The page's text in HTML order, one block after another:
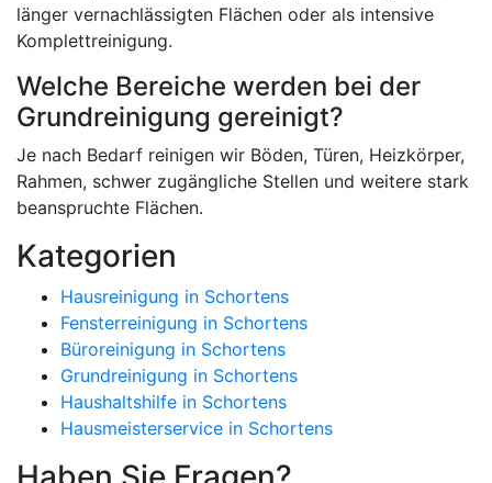
länger vernachlässigten Flächen oder als intensive
Komplettreinigung.
Welche Bereiche werden bei der
Grundreinigung gereinigt?
Je nach Bedarf reinigen wir Böden, Türen, Heizkörper,
Rahmen, schwer zugängliche Stellen und weitere stark
beanspruchte Flächen.
Kategorien
Hausreinigung in Schortens
Fensterreinigung in Schortens
Büroreinigung in Schortens
Grundreinigung in Schortens
Haushaltshilfe in Schortens
Hausmeisterservice in Schortens